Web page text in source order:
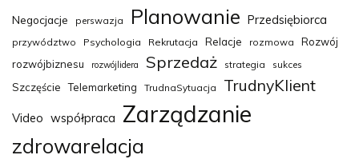
Negocjacje perswazja Planowanie Przedsiębiorca
przywództwo Psychologia Rekrutacja Relacje rozmowa
Rozwój
rozwójbiznesu
rozwójlidera Sprzedaż strategia sukces
Szczęście Telemarketing TrudnaSytuacja TrudnyKlient
Video współpraca Zarządzanie
zdrowarelacja